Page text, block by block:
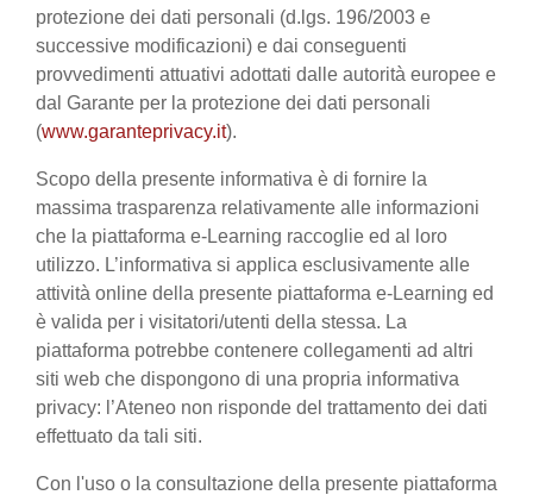
protezione dei dati personali (d.lgs. 196/2003 e
successive modificazioni) e dai conseguenti
provvedimenti attuativi adottati dalle autorità europee e
dal Garante per la protezione dei dati personali
(www.garanteprivacy.it).
Scopo della presente informativa è di fornire la
massima trasparenza relativamente alle informazioni
che la piattaforma e-Learning raccoglie ed al loro
utilizzo. L’informativa si applica esclusivamente alle
attività online della presente piattaforma e-Learning ed
è valida per i visitatori/utenti della stessa. La
piattaforma potrebbe contenere collegamenti ad altri
siti web che dispongono di una propria informativa
privacy: l’Ateneo non risponde del trattamento dei dati
effettuato da tali siti.
Con l'uso o la consultazione della presente piattaforma